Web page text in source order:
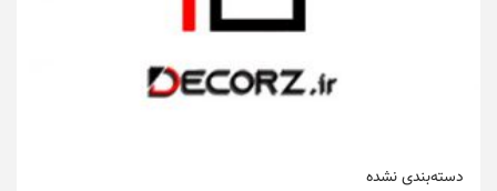
دسته‌بندی نشده